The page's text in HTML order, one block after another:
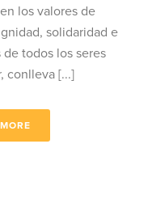
los valores de
solidaridad e
todos los seres
conlleva [...]